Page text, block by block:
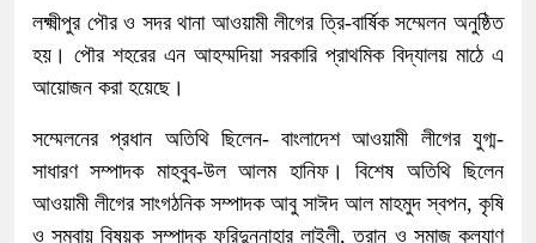
লক্ষ্মীপুর পৌর ও সদর থানা আওয়ামী লীগের ত্রি-বার্ষিক সম্মেলন অনুষ্ঠিত
হয়। পৌর শহরের এন আহম্মদিয়া সরকারি প্রাথমিক বিদ্যালয় মাঠে এ
আয়োজন করা হয়েছে।
সম্মেলনের প্রধান অতিথি ছিলেন- বাংলাদেশ আওয়ামী লীগের যুগ্ম-
সাধারণ সম্পাদক মাহবুব-উল আলম হানিফ। বিশেষ অতিথি ছিলেন
আওয়ামী লীগের সাংগঠনিক সম্পাদক আবু সাঈদ আল মাহমুদ স্বপন, কৃষি
ও সমবায় বিষয়ক সম্পাদক ফরিদুন্নাহার লাইলী, ত্রান ও সমাজ কল্যাণ